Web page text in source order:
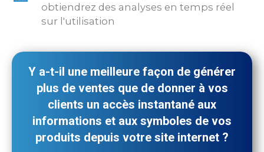
obtiendrez des analyses en temps réel
sur l'utilisation
Y a-t-il une meilleure façon de générer
plus de ventes que de donner à vos
clients un accès instantané aux
informations et aux symboles de vos
produits depuis votre site internet ?